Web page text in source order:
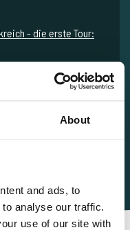
About
and ads, to
analyse our traffic.
use of our site with
- die erste Tour:
zusammen 32 Fangen